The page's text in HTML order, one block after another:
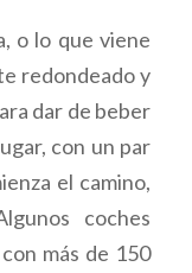
o lo que viene
redondeado y
dar de beber
con un par
el camino,
coches
más de 150